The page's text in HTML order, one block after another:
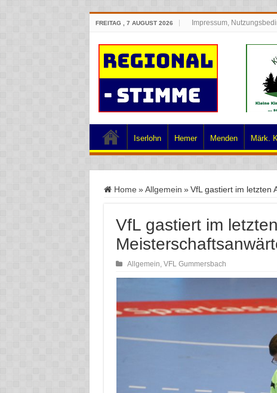
FREITAG , 7 AUGUST 2026 Impressum,
Iserlohn Hemer Menden Märk.
Home » Allgemein » VfL gastiert im letzten
VfL gastiert im
Allgemein, VFL Gummersbach